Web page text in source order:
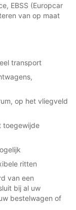
EBSS (Europcar
van op maat
transport
op het vliegveld
toegewijde
ritten
van een
bij al uw
bestelwagen of